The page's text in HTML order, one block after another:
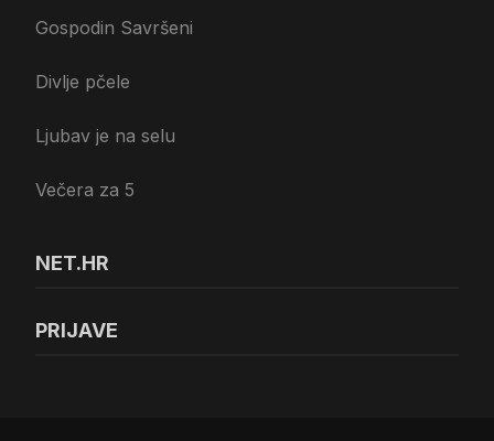
Gospodin Savršeni
Divlje pčele
Ljubav je na selu
Večera za 5
NET.HR
PRIJAVE